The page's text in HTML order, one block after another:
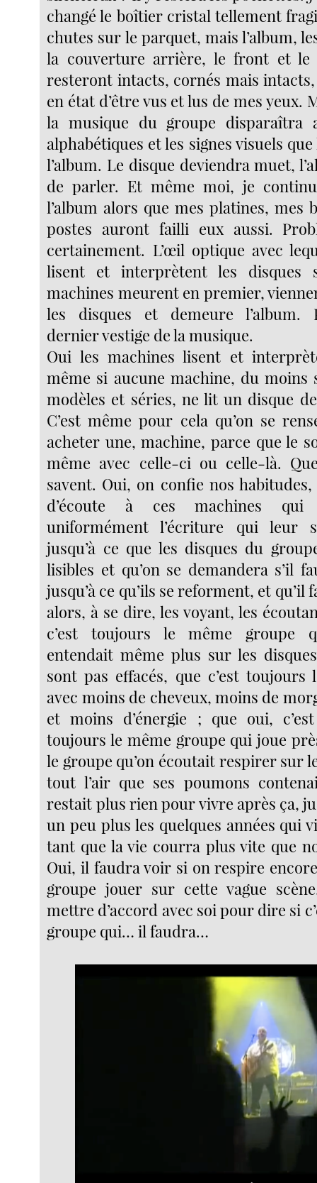
changé le boîtier cristal tellement
chutes sur le parquet, mais l’album,
la couverture arrière, le front et le
resteront intacts, cornés mais
en état d’être vus et lus de mes yeux.
la musique du groupe disparaîtra
alphabétiques et les signes visuels
l’album. Le disque deviendra muet,
de parler. Et même moi, je
l’album alors que mes platines, mes
postes auront failli eux aussi.
certainement. L’œil optique avec
lisent et interprètent les disques
machines meurent en premier,
les disques et demeure l’album.
dernier vestige de la musique.
Oui les machines lisent et
même si aucune machine, du moins
modèles et séries, ne lit un disque
C’est même pour cela qu’on se
acheter une, machine, parce que le
même avec celle-ci ou celle-là.
savent. Oui, on confie nos
d’écoute à ces machines
uniformément l’écriture qui leur
jusqu’à ce que les disques du
lisibles et qu’on se demandera s’il
jusqu’à ce qu’ils se reforment, et qu’il
alors, à se dire, les voyant, les
c’est toujours le même groupe
entendait même plus sur les
sont pas effacés, que c’est toujours
avec moins de cheveux, moins de
et moins d’énergie ; que oui,
toujours le même groupe qui joue
le groupe qu’on écoutait respirer sur
tout l’air que ses poumons
restait plus rien pour vivre après ça,
un peu plus les quelques années qui
tant que la vie courra plus vite que
Oui, il faudra voir si on respire
groupe jouer sur cette vague
mettre d’accord avec soi pour dire si
groupe qui… il faudra…